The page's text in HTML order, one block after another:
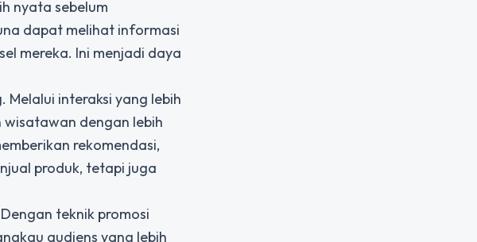
nyata sebelum
dapat melihat informasi
mereka. Ini menjadi daya
interaksi yang lebih
dengan lebih
rekomendasi,
produk, tetapi juga
teknik promosi
audiens yang lebih